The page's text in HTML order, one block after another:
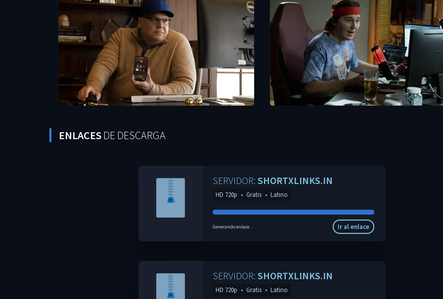
ENLACES DE DESCARGA
SERVIDOR: SHORTXLINKS.IN
HD 720p • Gratis • Latino
Generando enlace... Ir al enlace
SERVIDOR: SHORTXLINKS.IN
HD 720p • Gratis • Latino